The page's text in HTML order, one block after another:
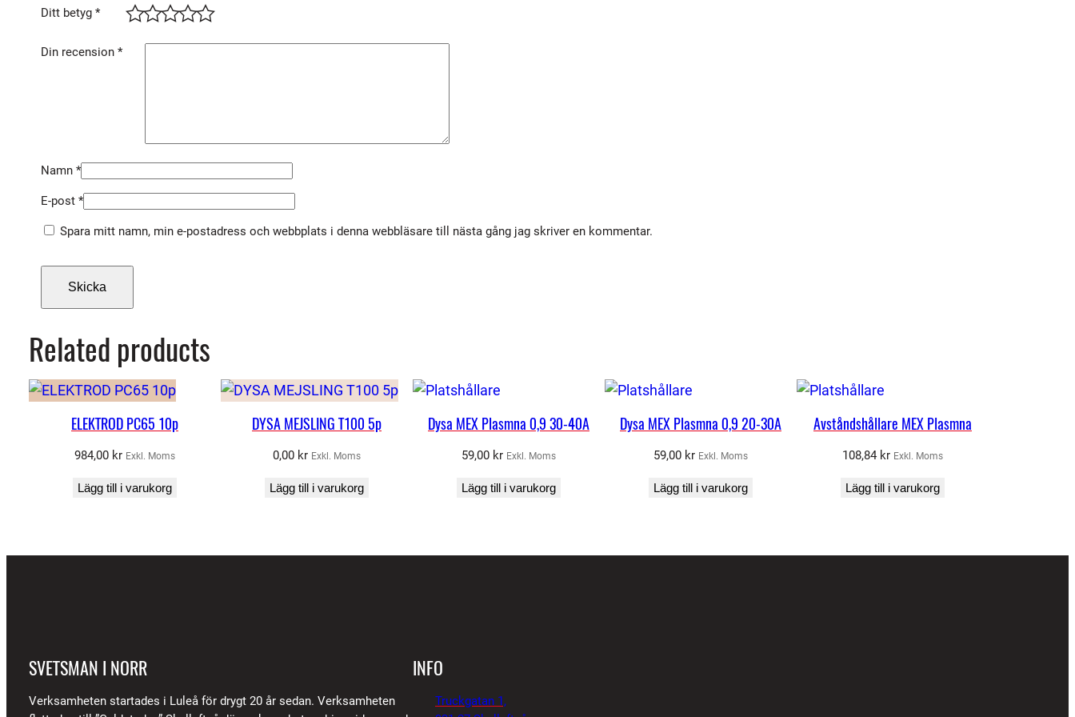
Ditt betyg *
Din recension *
Namn *
E-post *
Spara mitt namn, min e-postadress och webbplats i denna webbläsare till nästa gång jag skriver en kommentar.
Related products
ELEKTROD PC65 10p
984,00 kr Exkl. Moms
Lägg till i varukorg
DYSA MEJSLING T100 5p
0,00 kr Exkl. Moms
Lägg till i varukorg
Dysa MEX Plasmna 0,9 30-40A
59,00 kr Exkl. Moms
Lägg till i varukorg
Dysa MEX Plasmna 0,9 20-30A
59,00 kr Exkl. Moms
Lägg till i varukorg
Avståndshållare MEX Plasmna
108,84 kr Exkl. Moms
Lägg till i varukorg
SVETSMAN I NORR
Verksamheten startades i Luleå för drygt 20 år sedan. Verksamheten
INFO
Truckgatan 1,